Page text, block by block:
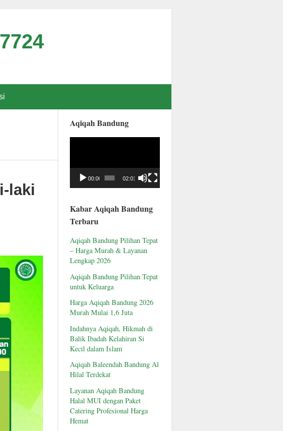
laki
Aqiqah Bandung
00:00 02:01
Kabar Aqiqah Bandung
Terbaru
Aqiqah Bandung Pilihan Tepat
– Harga Murah & Layanan
Lengkap 2026
Aqiqah Bandung Pilihan Tepat
untuk Keluarga
Harga Aqiqah Bandung 2026
Murah Mulai 1,6 Juta
Indahnya Aqiqah, Hikmah di
Balik Ibadah Kelahiran Si
Kecil dalam Islam
Aqiqah Baleendah Bandung Al
Hilal Terdekat
Layanan Aqiqah Bandung
Halal MUI dengan Paket
Catering Profesional Harga
Hemat